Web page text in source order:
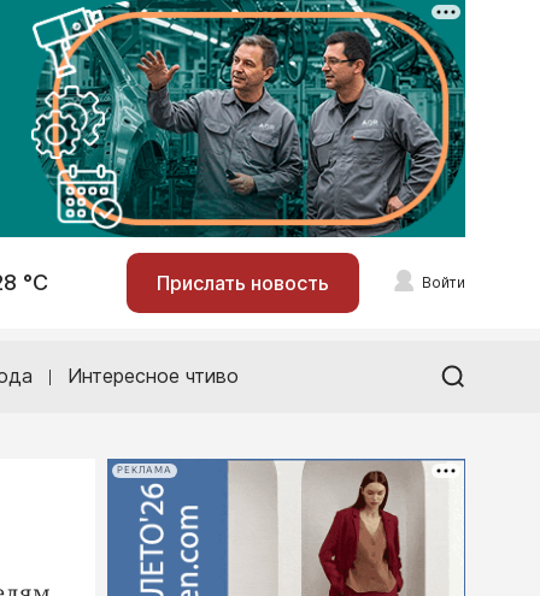
°С Прислать новость Войти
Интересное чтиво
РЕКЛАМА